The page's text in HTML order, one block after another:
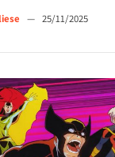
— 25/11/2025